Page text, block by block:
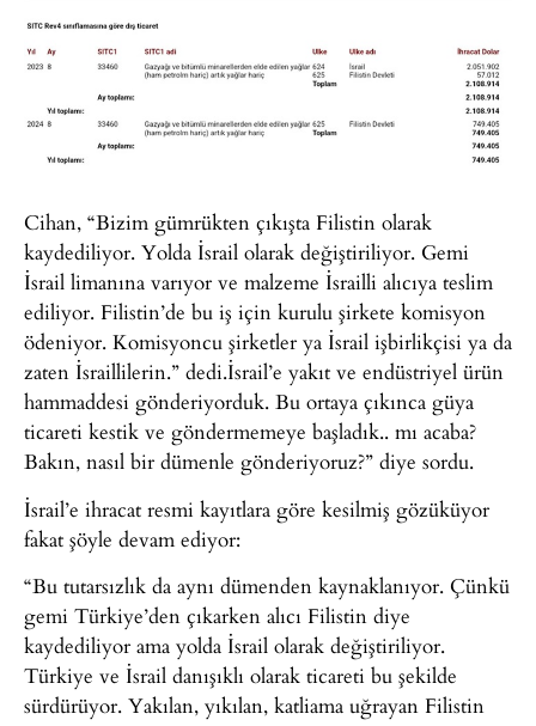
Cihan, “Bizim gümrükten çıkışta Filistin olarak
kaydediliyor. Yolda İsrail olarak değiştiriliyor. Gemi
İsrail limanına varıyor ve malzeme İsrailli alıcıya teslim
ediliyor. Filistin’de bu iş için kurulu şirkete komisyon
ödeniyor. Komisyoncu şirketler ya İsrail işbirlikçisi ya da
zaten İsraillilerin.” dedi.İsrail’e yakıt ve endüstriyel ürün
hammaddesi gönderiyorduk. Bu ortaya çıkınca güya
ticareti kestik ve göndermemeye başladık.. mı acaba?
Bakın, nasıl bir dümenle gönderiyoruz?” diye sordu.
İsrail’e ihracat resmi kayıtlara göre kesilmiş gözüküyor
fakat şöyle devam ediyor:
“Bu tutarsızlık da aynı dümenden kaynaklanıyor. Çünkü
gemi Türkiye’den çıkarken alıcı Filistin diye
kaydediliyor ama yolda İsrail olarak değiştiriliyor.
Türkiye ve İsrail danışıklı olarak ticareti bu şekilde
sürdürüyor. Yakılan, yıkılan, katliama uğrayan Filistin